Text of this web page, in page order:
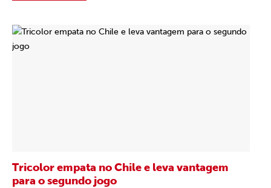
Tricolor empata no Chile e leva vantagem
para o segundo jogo